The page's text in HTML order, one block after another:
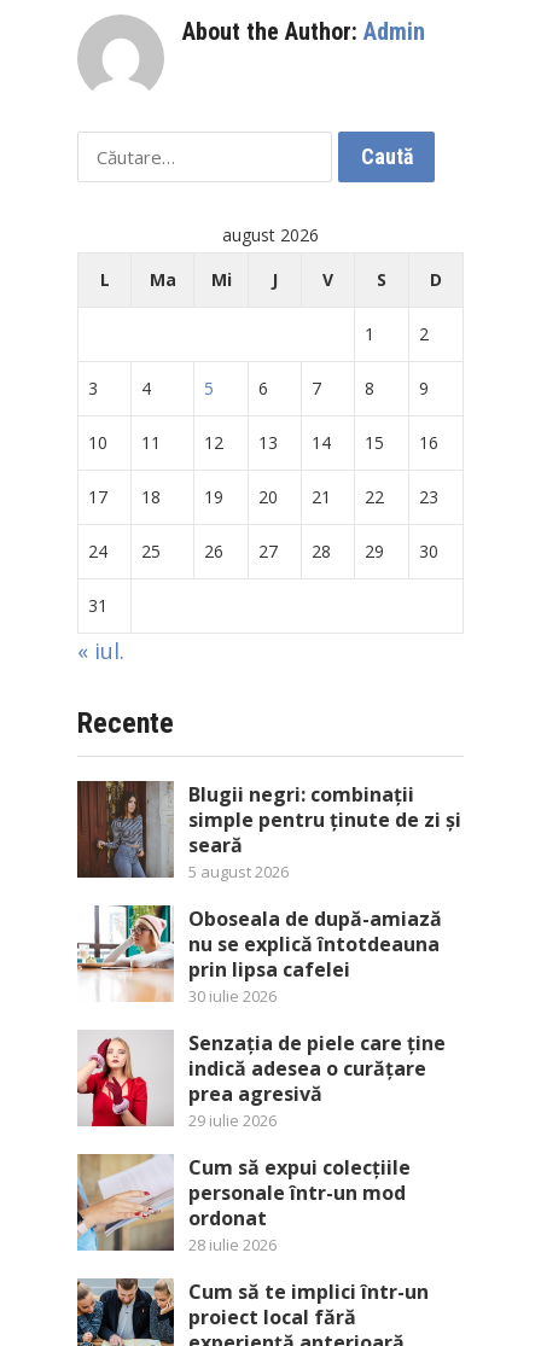
About the Author: Admin
Caută
după:
august 2026
L
Ma Mi J V S D
1 2
3 4 5 6 7 8 9
10 11 12 13 14 15 16
17 18 19 20 21 22 23
24 25 26 27 28 29 30
31
« iul.
Recente
Blugii negri: combinații
simple pentru ținute de zi și
seară
5 august 2026
Oboseala de după-amiază
nu se explică întotdeauna
prin lipsa cafelei
30 iulie 2026
Senzația de piele care ține
indică adesea o curățare
prea agresivă
29 iulie 2026
Cum să expui colecțiile
personale într-un mod
ordonat
28 iulie 2026
Cum să te implici într-un
proiect local fără